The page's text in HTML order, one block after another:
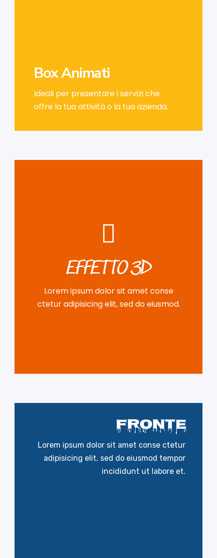
Box Animati
Ideali per presentare i servizi che
offre la tua attività o la tua azienda.
offre la tua attività o la tua azienda.
PREVENTIVO GRATIS
EFFETTO 3D
Lorem ipsum dolor sit amet conse
ctetur adipisicing elit, sed do eiusmod.
BACK SIDE
adipisicing elit, sed do eiusmod tempor
incididunt ut labore et.
FRONTE
Lorem ipsum dolor sit amet conse ctetur
adipisicing elit, sed do eiusmod tempor
incididunt ut labore et.
adipisicing elit, sed do eiusmod tempor
incididunt ut labore et.